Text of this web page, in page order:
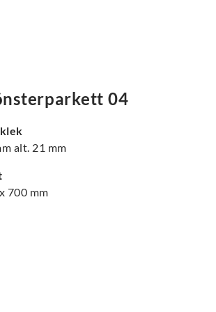
04
alt. 21 mm
700 mm